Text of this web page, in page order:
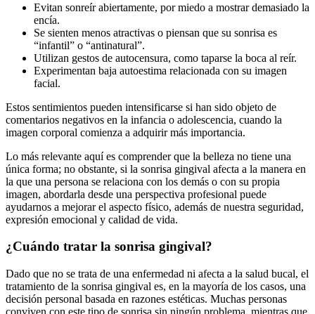
Evitan sonreír abiertamente, por miedo a mostrar demasiado la
encía.
Se sienten menos atractivas o piensan que su sonrisa es
“infantil” o “antinatural”.
Utilizan gestos de autocensura, como taparse la boca al reír.
Experimentan baja autoestima relacionada con su imagen
facial.
Estos sentimientos pueden intensificarse si han sido objeto de
comentarios negativos en la infancia o adolescencia, cuando la
imagen corporal comienza a adquirir más importancia.
Lo más relevante aquí es comprender que la belleza no tiene una
única forma; no obstante, si la sonrisa gingival afecta a la manera en
la que una persona se relaciona con los demás o con su propia
imagen, abordarla desde una perspectiva profesional puede
ayudarnos a mejorar el aspecto físico, además de nuestra seguridad,
expresión emocional y calidad de vida.
¿Cuándo tratar la sonrisa gingival?
Dado que no se trata de una enfermedad ni afecta a la salud bucal, el
tratamiento de la sonrisa gingival es, en la mayoría de los casos, una
decisión personal basada en razones estéticas. Muchas personas
conviven con este tipo de sonrisa sin ningún problema, mientras que